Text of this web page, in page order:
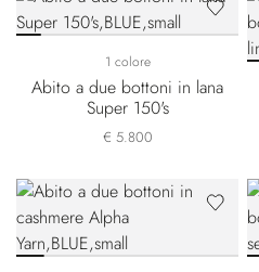
1 colore
Abito a due bottoni in lana
Super 150's
€ 5.800